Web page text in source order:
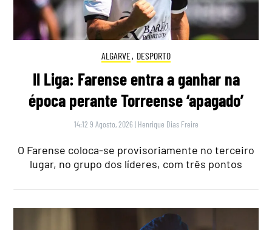
ALGARVE, DESPORTO
II Liga: Farense entra a ganhar na
época perante Torreense ‘apagado’
14:12 9 Agosto, 2026 | Henrique Dias Freire
O Farense coloca-se provisoriamente no terceiro
lugar, no grupo dos líderes, com três pontos